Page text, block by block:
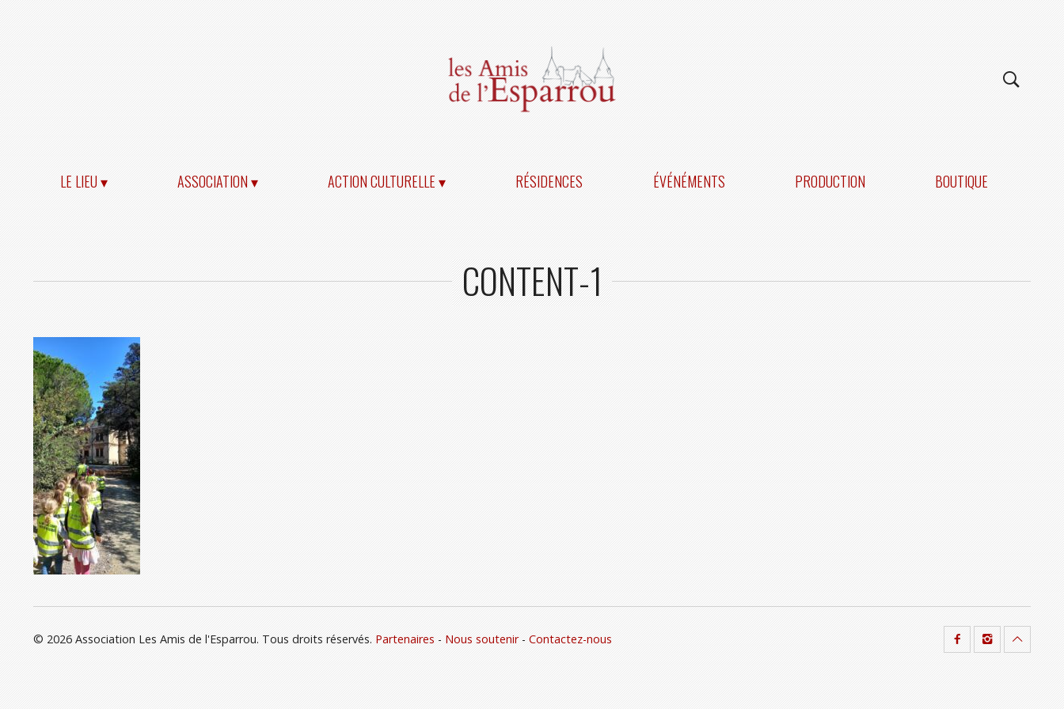
LE LIEU ▾ ASSOCIATION ▾ ACTION CULTURELLE ▾ RÉSIDENCES ÉVÉNÉMENTS PRODUCTION BOUTIQUE
CONTENT-1
© 2026 Association Les Amis de l'Esparrou. Tous droits réservés. Partenaires - Nous soutenir- Contactez-nous